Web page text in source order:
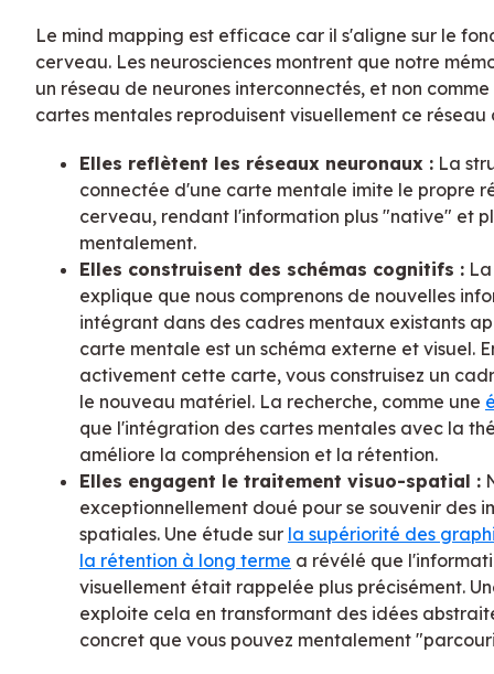
Le mind mapping est efficace car il s'aligne sur le
cerveau. Les neurosciences montrent que notre
un réseau de neurones interconnectés, et non
cartes mentales reproduisent visuellement ce réseau
Elles reflètent les réseaux neuronaux : La
connectée d'une carte mentale imite le propre
cerveau, rendant l'information plus "native" et
mentalement.
Elles construisent des schémas cognitifs :
explique que nous comprenons de nouvelles
intégrant dans des cadres mentaux existants
carte mentale est un schéma externe et visuel.
activement cette carte, vous construisez un
le nouveau matériel. La recherche, comme une
que l'intégration des cartes mentales avec la
améliore la compréhension et la rétention.
Elles engagent le traitement visuo-spatial :
exceptionnellement doué pour se souvenir des
spatiales. Une étude sur la supériorité des
la rétention à long terme a révélé que
visuellement était rappelée plus précisément.
exploite cela en transformant des idées
concret que vous pouvez mentalement